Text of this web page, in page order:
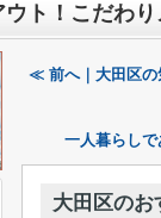
ト！こだわ
≪ 前へ｜大田区の
一人暮らし
大田区のお